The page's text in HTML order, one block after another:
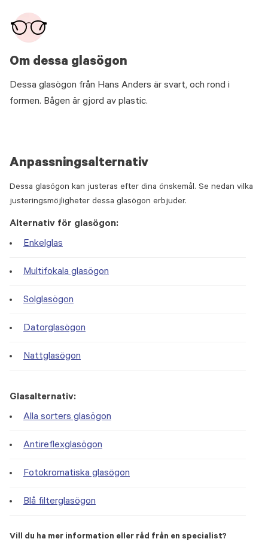
Om dessa glasögon
Dessa glasögon från Hans Anders är svart, och rond i
formen. Bågen är gjord av plastic.
Anpassningsalternativ
Dessa glasögon kan justeras efter dina önskemål. Se nedan vilka
justeringsmöjligheter dessa glasögon erbjuder.
Alternativ för glasögon:
Enkelglas
Multifokala glasögon
Solglasögon
Datorglasögon
Nattglasögon
Glasalternativ:
Alla sorters glasögon
Antireflexglasögon
Fotokromatiska glasögon
Blå filterglasögon
Vill du ha mer information eller råd från en specialist?